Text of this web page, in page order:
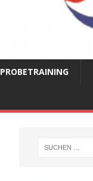
PROBETRAINING